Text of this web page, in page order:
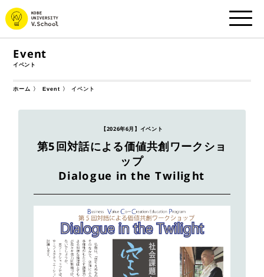
Event
イベント
ホーム Event イベント
【2026年6月】イベント
第5回対話による価値共創ワークショ
ップ
Dialogue in the Twilight